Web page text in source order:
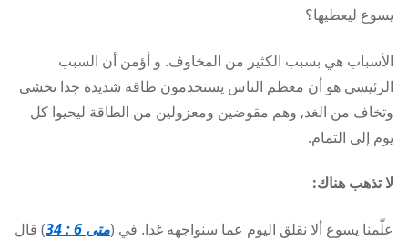
يسوع ليعطيها؟
الأسباب هي بسبب الكثير من المخاوف. و أؤمن أن السبب
الرئيسي هو أن معظم الناس يستخدمون طاقة شديدة جدا تخشى
وتخاف من الغد, وهم مقوضين ومعزولين من الطاقة ليحيوا كل
يوم إلى التمام.
لا تذهب هناك:
علّمنا يسوع ألا نقلق اليوم عما سنواجهه غدا. في (متى 6 : 34
) قال